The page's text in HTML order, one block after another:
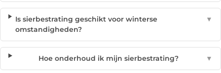
Is sierbestrating geschikt voor winterse
omstandigheden?
▼
Hoe onderhoud ik mijn sierbestrating? ▼